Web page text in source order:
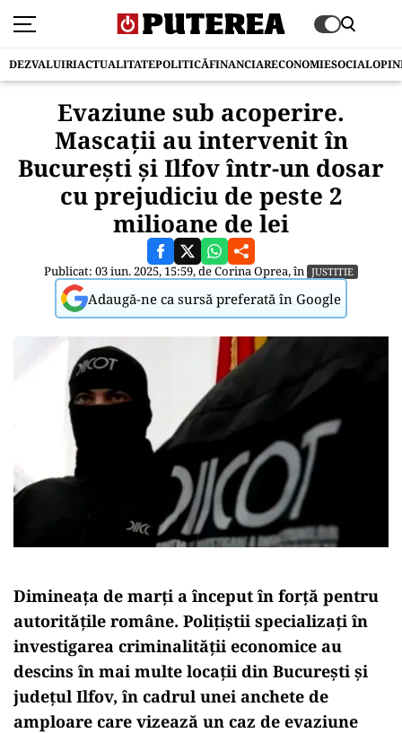
DEZVALUIRIACTUALITATEPOLITICĂFINANCIARECONOMIESOCIAL
Evaziune sub acoperire.
Mascații au intervenit în
București și Ilfov într-un dosar
cu prejudiciu de peste 2
milioane de lei
Publicat: 03 iun. 2025, 15:59, deCorina Oprea, în JUSTITIE
Adaugă-ne ca sursă preferată în Google
Dimineața de marți a început în forță pentru
autoritățile române. Polițiștii specializați în
investigarea criminalității economice au
descins în mai multe locații din București și
județul Ilfov, în cadrul unei anchete de
amploare care vizează un caz de evaziune